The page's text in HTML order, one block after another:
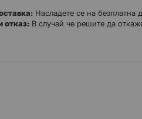
Насладете се на безплатна
отказ: В случай че решите да